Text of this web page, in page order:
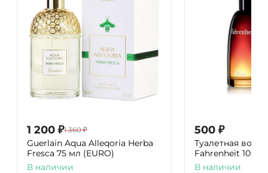
1 200 ₽1 360 ₽
Guerlain Aqua Alleqoria Herba
Fresca 75 мл (EURO)
В наличии
500 ₽
Туалетная вода
Fahrenheit 100
В наличии